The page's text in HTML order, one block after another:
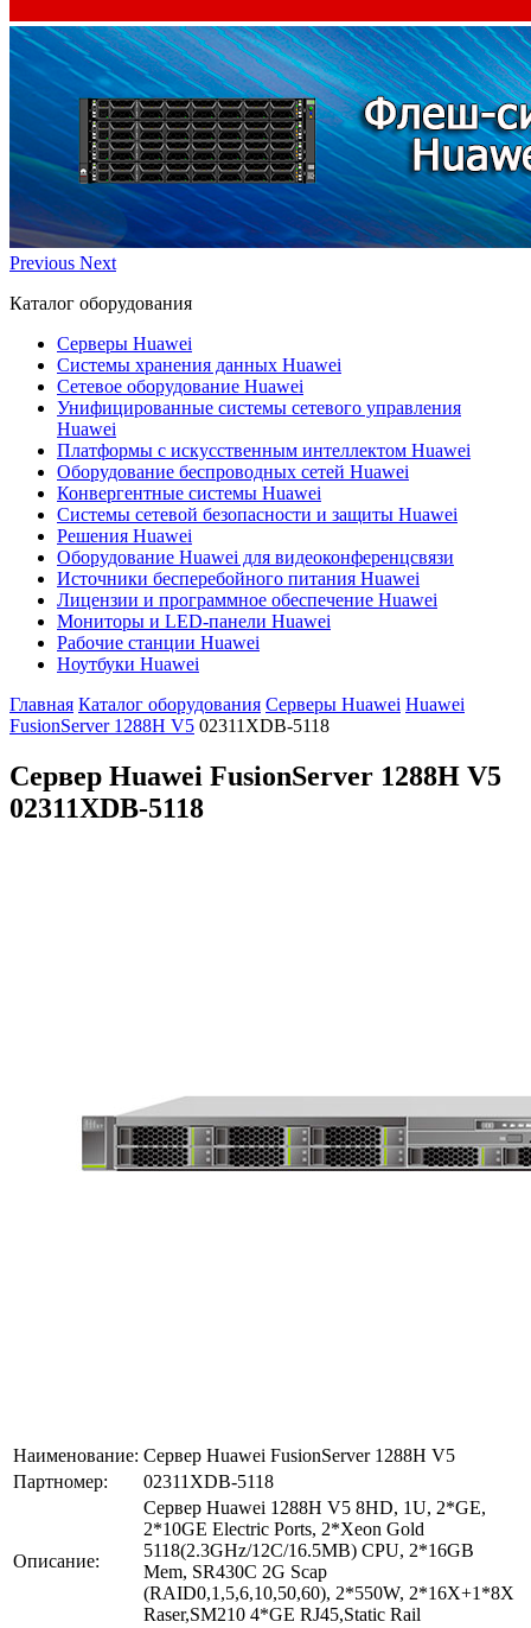
Previous Next
Каталог оборудования
Серверы Huawei
Системы хранения данных Huawei
Сетевое оборудование Huawei
Унифицированные системы сетевого управления
Huawei
Платформы с искусственным интеллектом Huawei
Оборудование беспроводных сетей Huawei
Конвергентные системы Huawei
Системы сетевой безопасности и защиты Huawei
Решения Huawei
Оборудование Huawei для видеоконференцсвязи
Источники бесперебойного питания Huawei
Лицензии и программное обеспечение Huawei
Мониторы и LED-панели Huawei
Рабочие станции Huawei
Ноутбуки Huawei
Главная Каталог оборудования Серверы Huawei Huawei
FusionServer 1288H V5 02311XDB-5118
Сервер Huawei FusionServer 1288H V5
02311XDB-5118
Наименование: Сервер Huawei FusionServer 1288H V5
Партномер:
02311XDB-5118
Описание:
Сервер Huawei 1288H V5 8HD, 1U, 2*GE,
2*10GE Electric Ports, 2*Xeon Gold
5118(2.3GHz/12C/16.5MB) CPU, 2*16GB
Mem, SR430C 2G Scap
(RAID0,1,5,6,10,50,60), 2*550W, 2*16X+1*8X
Raser,SM210 4*GE RJ45,Static Rail